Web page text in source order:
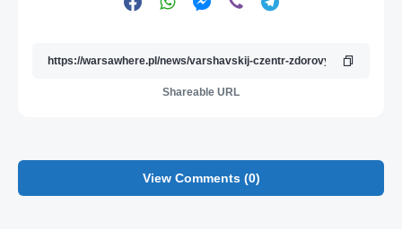
Shareable URL
View Comments (0)